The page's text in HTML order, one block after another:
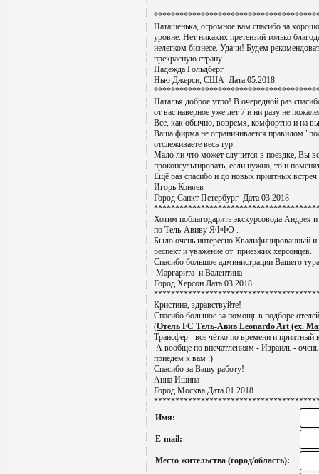
Наташенька, огромное вам спасибо за
уровне. Нет никаких претензий только
нелегком бизнесе. Удачи! Будем
прекрасную страну
Надежда Гольдберг
Нью Джерси, США Дата 05.2018
Наталья доброе утро! В очередной раз
от вас наверное уже лет 7 и ни разу не
Все, как обычно, вовремя, комфортно и на
Ваша фирма не ограничивается правилом
отслеживаете весь тур.
Мало ли что может случится в поездке, Вы
проконсультировать, если нужно, то и
Ещё раз спасибо и до новых приятных
Игорь Коняев
Город Санкт Петербург Дата 03.2018
Хотим поблагодарить экскурсовода
по Тель-Авиву ЯФФО .
Было очень
респект и уважение от приезжих херсонцев.
Спасибо большое администрации Вашего
Маргарита и Валентина
Город Херсон Дата 03.2018
Кристина, здравствуйте!
Спасибо большое за помощь в подборе
(Отель FC Тель-Авив Leonardo Art (ex.
Трансфер - все чётко по времени и приятный
А вообще по впечатлениям - Израиль -
приедем к вам :)
Спасибо за Вашу работу!
Анна Ишина
Город Москва Дата 01.2018
Имя:
E-mail:
Место жительства (город/область):